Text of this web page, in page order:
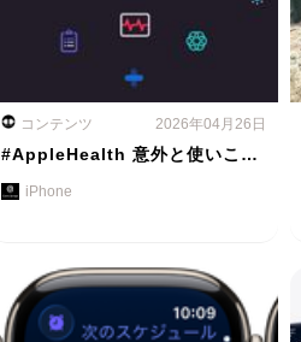
コンテンツ 2026年04月26日
#AppleHealth 意外と使いこ…
iPhone